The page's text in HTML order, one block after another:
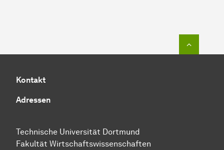
Kontakt
Adressen
Technische Universität Dortmund
Fakultät Wirtschaftswissenschaften